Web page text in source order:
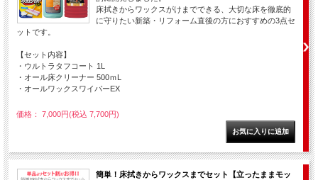
床拭きからワックスがけまでできる、大切な床を徹底的
に守りたい新築・リフォーム直後の方におすすめの3点セ
ットです。
【セット内容】
・ウルトラタフコート 1L
・オール床クリーナー 500ｍL
・オールワックスワイパーEX
価格： 7,000円(税込 7,700円)
簡単！床拭きからワックスまでセット【立ったままモッ